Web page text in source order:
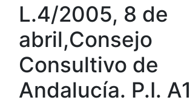
L.4/2005, 8 de
abril,Consejo
Consultivo de
Andalucía. P.I. A1